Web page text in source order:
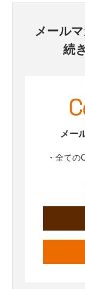
メール
続
メー
・全て